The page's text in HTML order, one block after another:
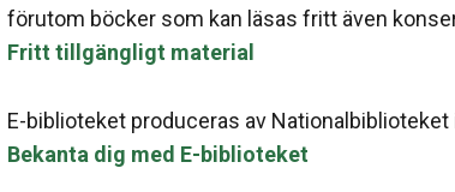
förutom böcker som kan läsas fritt även
Fritt tillgängligt material
E-biblioteket produceras av
Bekanta dig med E-biblioteket